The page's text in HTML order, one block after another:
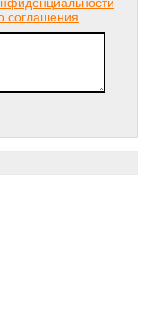
соглашения